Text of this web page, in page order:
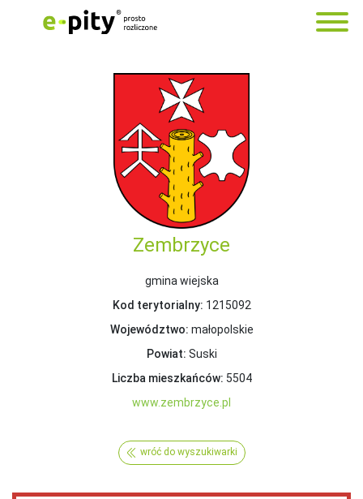
Zembrzyce
gmina wiejska
Kod terytorialny: 1215092
Województwo: małopolskie
Powiat: Suski
Liczba mieszkańców: 5504
www.zembrzyce.pl
wróć do wyszukiwarki